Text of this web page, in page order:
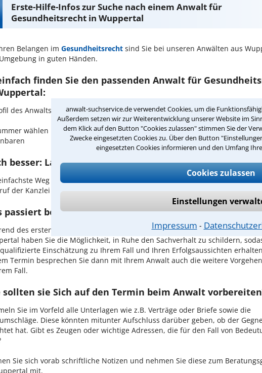
anwalt-suchservice.de verwendet Cookies, um die
Außerdem setzen wir zur Weiterentwicklung unserer Website im
dem Klick auf den Button "Cookies zulassen" stimmen Sie der
Zwecke eingesetzten Cookies zu. Über den Button
eingesetzten Cookies informieren und den Umfang
Cookies zulassen
Einstellungen
Impressum ⁃
Erste-Hilfe-Infos zur Suche nach einem Anwalt für
Gesundheitsrecht in Wuppertal
Belangen im Gesundheitsrecht sind Sie bei unseren Anwälten aus
in guten Händen.
finden Sie den passenden Anwalt für
des Anwalts für Gesundheitsrecht in Ihrer Umgebung auswählen
wählen und direkt mit der Kanzlei in Wuppertal einen
besser: Lassen Sie sich zurückrufen
Weg zum Anwalt in Wuppertal ist es, über unser Kontaktformular
der Kanzlei anzufordern - probieren Sie es gleich aus.
passiert beim anwaltlichen Erstgespräch in Wuppertal?
des ersten Gesprächs mit Ihrem Rechtsanwalt für Gesundheitsrecht in
haben Sie die Möglichkeit, in Ruhe den Sachverhalt zu schildern,
Einschätzung zu Ihrem Fall und Ihren Erfolgsaussichten
Termin besprechen Sie dann mit Ihrem Anwalt auch die weitere
Fall.
sollten sie Sich auf den Termin beim Anwalt
Sie im Vorfeld alle Unterlagen wie z.B. Verträge oder Briefe sowie die
Diese könnten mitunter Aufschluss darüber geben, ob der
hat. Gibt es Zeugen oder wichtige Adressen, die für den Fall von
Sie sich vorab schriftliche Notizen und nehmen Sie diese zum
mit.